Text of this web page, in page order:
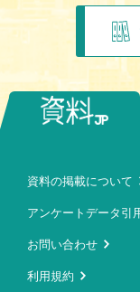
資料の掲載について
アンケートデータ引
お問い合わせ
利用規約